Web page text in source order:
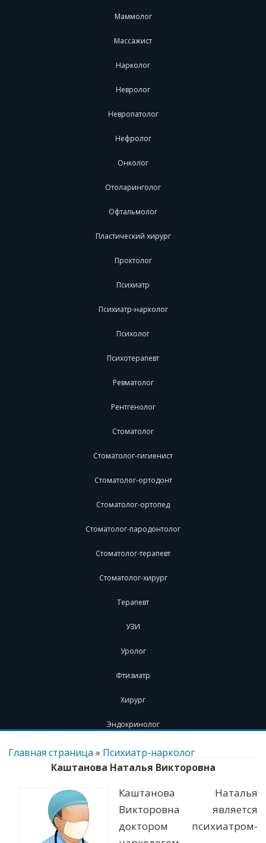
Маммолог
Массажист
Нарколог
Невролог
Невропатолог
Нефролог
Онколог
Отоларинголог
Офтальмолог
Пластический хирург
Проктолог
Психиатр
Психиатр-нарколог
Психолог
Психотерапевт
Ревматолог
Рентгенолог
Стоматолог
Стоматолог-гигиенист
Стоматолог-ортодонт
Стоматолог-ортопед
Стоматолог-пародонтолог
Стоматолог-терапевт
Стоматолог-хирург
Терапевт
УЗИ
Уролог
Фтизиатр
Хирург
Эндокринолог
Перейти
содержимому
Главная страница » Психиатр-нарколог
Каштанова Наталья Викторовна
Каштанова Наталья
Викторовна является
доктором психиатром-